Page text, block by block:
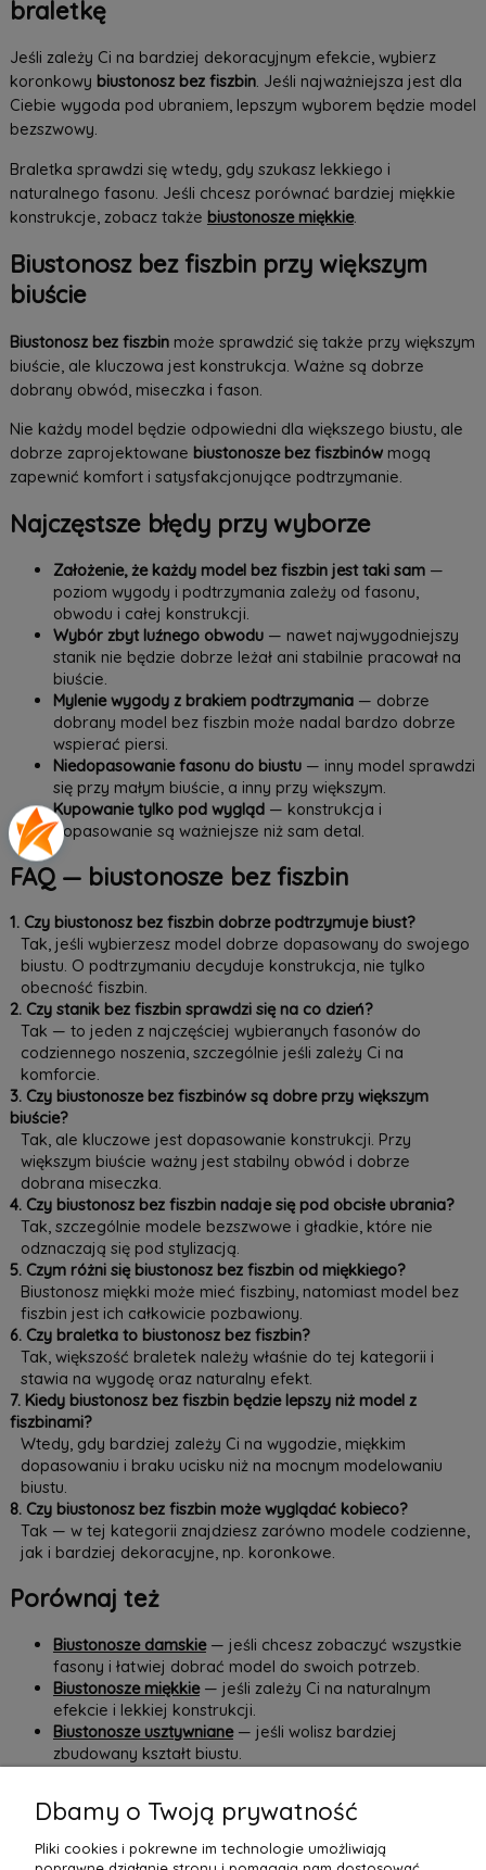
braletkę
Jeśli zależy Ci na bardziej dekoracyjnym efekcie, wybierz
koronkowy biustonosz bez fiszbin. Jeśli najważniejsza jest dla
Ciebie wygoda pod ubraniem, lepszym wyborem będzie model
bezszwowy.
Braletka sprawdzi się wtedy, gdy szukasz lekkiego i
naturalnego fasonu. Jeśli chcesz porównać bardziej miękkie
konstrukcje, zobacz także biustonosze miękkie.
Biustonosz bez fiszbin przy większym
biuście
Biustonosz bez fiszbinmoże sprawdzić się także przy większym
biuście, ale kluczowa jest konstrukcja. Ważne są dobrze
dobrany obwód, miseczka i fason.
Nie każdy model będzie odpowiedni dla większego biustu, ale
dobrze zaprojektowane biustonosze bez fiszbinówmogą
zapewnić komfort i satysfakcjonujące podtrzymanie.
Najczęstsze błędy przy wyborze
Założenie, że każdy model bez fiszbin jest taki sam—
poziom wygody i podtrzymania zależy od fasonu,
obwodu i całej konstrukcji.
Wybór zbyt luźnego obwodu— nawet najwygodniejszy
stanik nie będzie dobrze leżał ani stabilnie pracował na
biuście.
Mylenie wygody z brakiem podtrzymania— dobrze
dobrany model bez fiszbin może nadal bardzo dobrze
wspierać piersi.
Niedopasowanie fasonu do biustu— inny model sprawdzi
się przy małym biuście, a inny przy większym.
Kupowanie tylko pod wygląd— konstrukcja i
dopasowanie są ważniejsze niż sam detal.
FAQ — biustonosze bez fiszbin
1. Czy biustonosz bez fiszbin dobrze podtrzymuje biust?
Tak, jeśli wybierzesz model dobrze dopasowany do swojego
biustu. O podtrzymaniu decyduje konstrukcja, nie tylko
obecność fiszbin.
2. Czy stanik bez fiszbin sprawdzi się na co dzień?
Tak — to jeden z najczęściej wybieranych fasonów do
codziennego noszenia, szczególnie jeśli zależy Ci na
komforcie.
3. Czy biustonosze bez fiszbinów są dobre przy większym
biuście?
Tak, ale kluczowe jest dopasowanie konstrukcji. Przy
większym biuście ważny jest stabilny obwód i dobrze
dobrana miseczka.
4. Czy biustonosz bez fiszbin nadaje się pod obcisłe ubrania?
Tak, szczególnie modele bezszwowe i gładkie, które nie
odznaczają się pod stylizacją.
5. Czym różni się biustonosz bez fiszbin od miękkiego?
Biustonosz miękki może mieć fiszbiny, natomiast model bez
fiszbin jest ich całkowicie pozbawiony.
6. Czy braletka to biustonosz bez fiszbin?
Tak, większość braletek należy właśnie do tej kategorii i
stawia na wygodę oraz naturalny efekt.
7. Kiedy biustonosz bez fiszbin będzie lepszy niż model z
fiszbinami?
Wtedy, gdy bardziej zależy Ci na wygodzie, miękkim
dopasowaniu i braku ucisku niż na mocnym modelowaniu
biustu.
8. Czy biustonosz bez fiszbin może wyglądać kobieco?
Tak — w tej kategorii znajdziesz zarówno modele codzienne,
jak i bardziej dekoracyjne, np. koronkowe.
Porównaj też
Biustonosze damskie— jeśli chcesz zobaczyć wszystkie
fasony i łatwiej dobrać model do swoich potrzeb.
Biustonosze miękkie— jeśli zależy Ci na naturalnym
efekcie i lekkiej konstrukcji.
Biustonosze usztywniane— jeśli wolisz bardziej
zbudowany kształt biustu.
wygodę, dopracowaną konstrukcję i kobiecy wygląd — tak,
Dbamy o Twoją prywatność
Pliki cookies i pokrewne im technologie umożliwiają